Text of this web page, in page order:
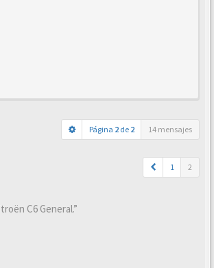
Página 2 de 2 14 mensajes
1 2
C6 General.”